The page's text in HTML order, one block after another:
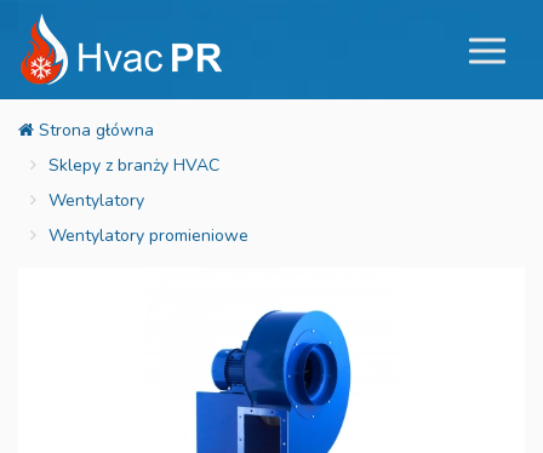
Sklepy z branży HVAC
Wentylatory
Wentylatory promieniowe